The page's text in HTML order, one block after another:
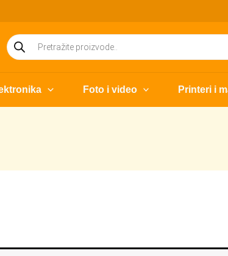
Products
search
Foto i video Printeri i